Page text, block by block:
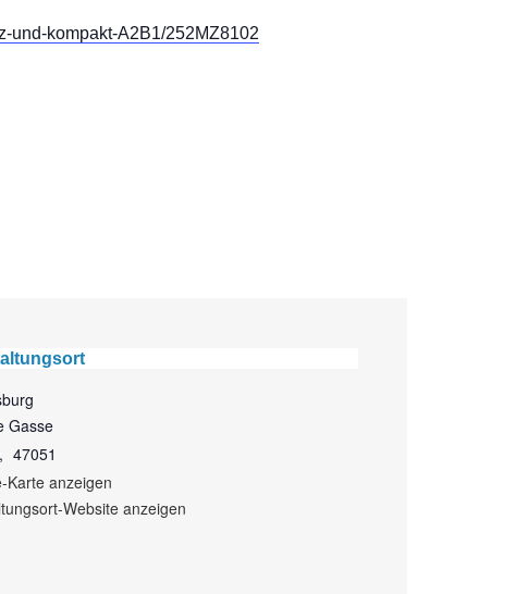
und-kompakt-A2B1/252MZ8102
Gasse
, 47051
Karte anzeigen
Website anzeigen